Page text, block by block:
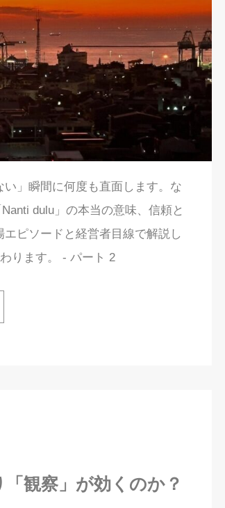
」瞬間に何度も直面します。な
dulu」の本当の意味、信頼と
ピソードと経営者目線で解説し
ります。 - パート 2
観察」が効くのか？